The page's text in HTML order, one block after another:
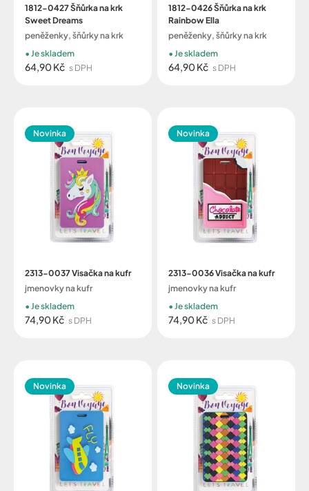
1812-0427 Šňůrka na krk
Sweet Dreams
peněženky, šňůrky na krk
64,90 Kč s DPH
Je skladem
1812-0426 Šňůrka na krk
Rainbow Ella
peněženky, šňůrky na krk
64,90 Kč s DPH
Je skladem
Novinka
2313-0037 Visačka na kufr
jmenovky na kufr
74,90 Kč s DPH
Je skladem
Novinka
2313-0036 Visačka na kufr
jmenovky na kufr
74,90 Kč s DPH
Je skladem
Novinka Novinka